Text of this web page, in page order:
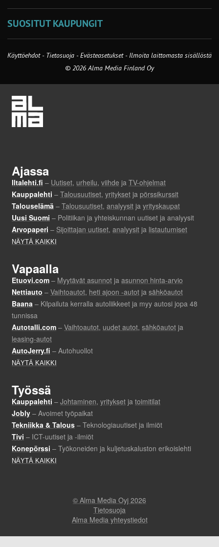
SUOSITUT KAUPUNGIT
Käyttöehdot - Tietosuoja -Evästeasetukset- Ilmoita laittomasta sisällöstä
© 2026 Alma Media Finland Oy